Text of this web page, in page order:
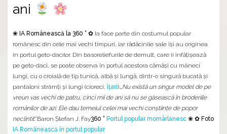
ani
❀ IA Românească la 360 ° ✿ Ia face parte din costumul popular
românesc din cele mai vechi timpuri, iar rădăcinile sale își au originea
în portul geto-dacilor. Din basoreliefurile de demult, care îi înfățișează
pe geto-daci, se poate observa în portul acestora cămăși cu mâneci
lungi, cu o croială de tip tunică, albă și lungă, dintr-o singură bucată și
pantaloni strâmți și lungi (cioreci, ițari).„Nu există un singur model de pe
vreun vas vechi de patru, cinci mii de ani să nu se găsească în broderiile
românilor de azi. Ele dau temeiul celei mai vechi conştiinţe de popor
neclintit.”Baron Ştefan J. Fay360 ° Portul popular momârlănesc ❀ ✿ Foto
IA Românească în portul popular